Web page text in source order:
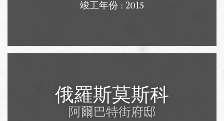
竣工年份 : 2015
俄羅斯莫斯科
阿爾巴特街府邸